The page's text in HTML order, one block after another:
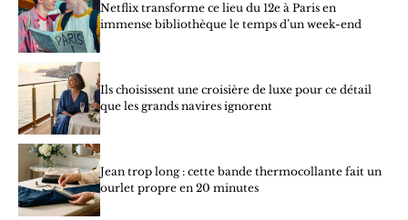
Netflix transforme ce lieu du 12e à Paris en
immense bibliothèque le temps d’un week-end
Ils choisissent une croisière de luxe pour ce détail
que les grands navires ignorent
Jean trop long : cette bande thermocollante fait un
ourlet propre en 20 minutes